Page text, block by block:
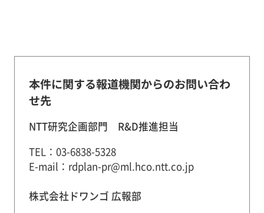
本件に関する報道機関からのお問い合わ
せ先
NTT研究企画部門 R&D推進担当
TEL：03-6838-5328
E-mail：rdplan-pr@ml.hco.ntt.co.jp
株式会社ドワンゴ 広報部